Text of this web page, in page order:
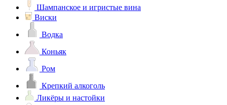
Шампанское и игристые вина
Виски
Водка
Коньяк
Ром
Крепкий алкоголь
Ликёры и настойки